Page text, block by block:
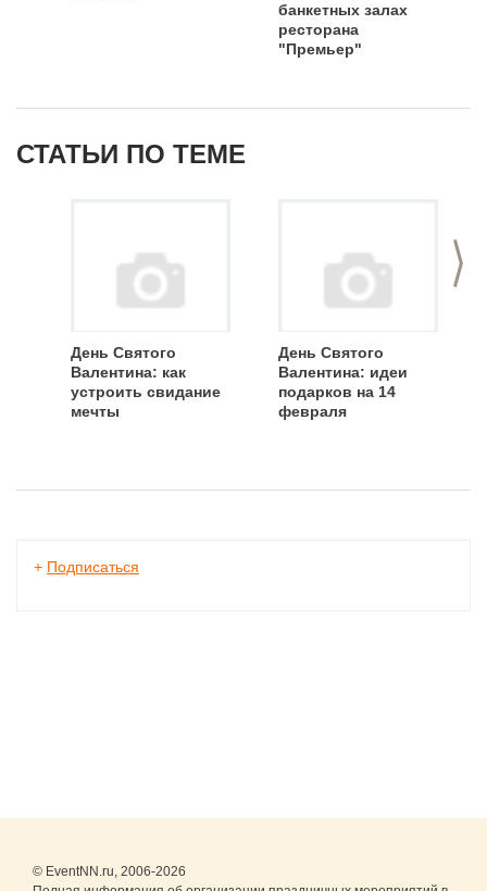
банкетных залах
ресторана
"Премьер"
СТАТЬИ ПО ТЕМЕ
>
День Святого
Валентина: как
устроить свидание
мечты
День Святого
Валентина: идеи
подарков на 14
февраля
+ Подписаться
© EventNN.ru, 2006-2026